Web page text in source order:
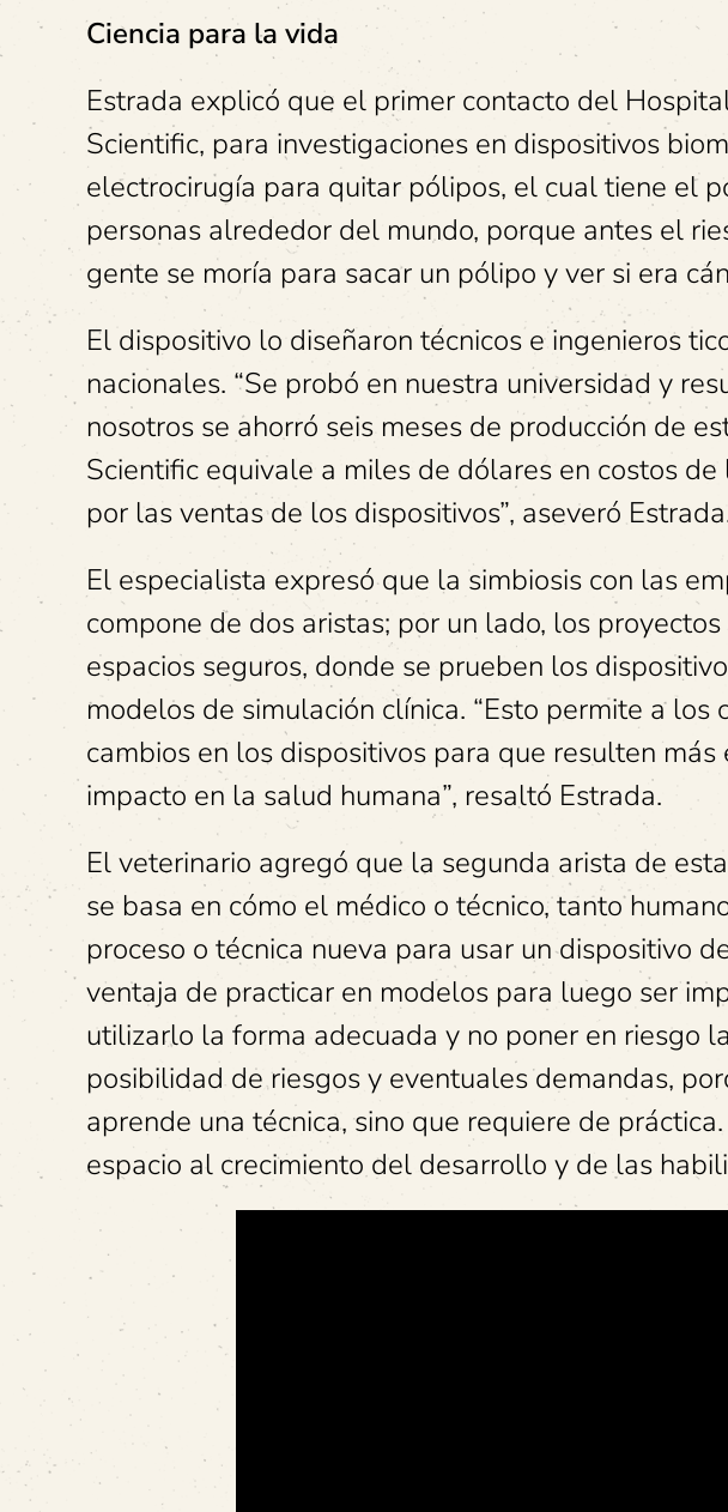
Ciencia para la vida
Estrada explicó que el primer contacto del
Scientific, para investigaciones en dispositivos
electrocirugía para quitar pólipos, el cual tiene el
personas alrededor del mundo, porque antes el
gente se moría para sacar un pólipo y ver si era
El dispositivo lo diseñaron técnicos e ingenieros
nacionales. “Se probó en nuestra universidad y
nosotros se ahorró seis meses de producción de
Scientific equivale a miles de dólares en costos
por las ventas de los dispositivos”, aseveró
El especialista expresó que la simbiosis con las
compone de dos aristas; por un lado, los
espacios seguros, donde se prueben los
modelos de simulación clínica. “Esto permite a los
cambios en los dispositivos para que resulten
impacto en la salud humana”, resaltó Estrada.
El veterinario agregó que la segunda arista de
se basa en cómo el médico o técnico, tanto
proceso o técnica nueva para usar un dispositivo
ventaja de practicar en modelos para luego ser
utilizarlo la forma adecuada y no poner en riesgo
posibilidad de riesgos y eventuales demandas,
aprende una técnica, sino que requiere de
espacio al crecimiento del desarrollo y de las